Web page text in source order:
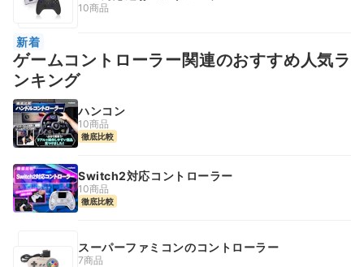
10商品
新着
ゲームコントローラー関連のおすすめ人気ラ
ンキング
ハンコン
10商品
徹底比較
Switch2対応コントローラー
10商品
徹底比較
スーパーファミコンのコントローラー
7商品